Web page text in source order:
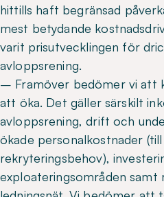
hittills haft begränsad
mest betydande
varit prisutvecklingen för
avloppsrening.
– Framöver bedömer vi att
att öka. Det gäller särskilt
avloppsrening, drift och
ökade personalkostnader
rekryteringsbehov),
exploateringsområden